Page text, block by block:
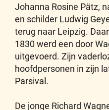
Johanna Rosine Pätz,
en schilder Ludwig
terug naar Leipzig.
1830 werd een door
uitgevoerd. Zijn
hoofdpersonen in zijn
Parsival.
De jonge Richard